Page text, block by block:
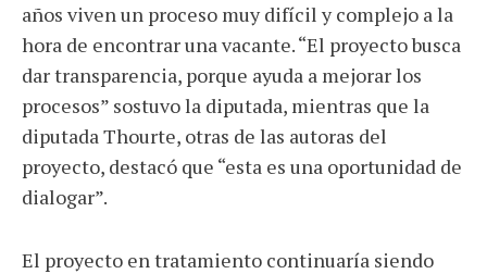
años viven un proceso muy difícil y complejo a la
hora de encontrar una vacante. “El proyecto busca
dar transparencia, porque ayuda a mejorar los
procesos” sostuvo la diputada, mientras que la
diputada Thourte, otras de las autoras del
proyecto, destacó que “esta es una oportunidad de
dialogar”.
El proyecto en tratamiento continuaría siendo